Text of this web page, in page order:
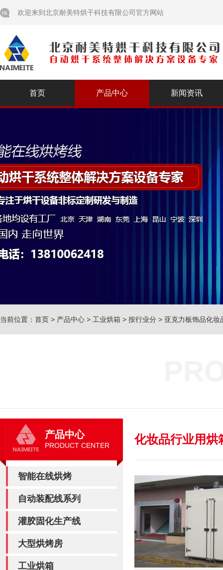
欢迎来到北京耐美特烘干科技有限公司官方网站
首页 产品中心 新闻资讯
当前位置： 首页 > 产品中心 > 工业烘箱 > 按行业分 > 亚克力板饰品化妆
产品中心
PRODUCT CENTER
智能在线烘烤
自动装配线系列
灌胶固化生产线
大型烘烤房
工业烘箱
化妆品行业用烘